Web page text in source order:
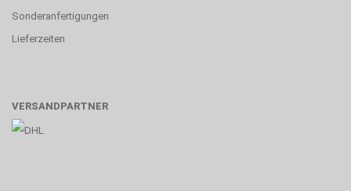
Sonderanfertigungen
Lieferzeiten
VERSANDPARTNER